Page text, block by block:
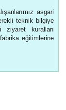
asgari
teknik bilgiye
kuralları
eğitimlerine